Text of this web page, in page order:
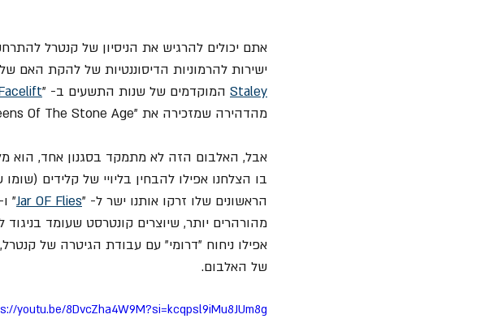
אתם יכולים להרגיש את הניסיון של קנטרל
ישירות להרמוניות הדיסוננטיות של להקת האם
Staley המוקדמים של שנות התשעים ב- "
מהדהירה שמזכירה את "Queens Of The Stone Age".
אבל, האלבום הזה לא מתמקד בסגנון אחד, הוא
בו הצלחנו אפילו להבחין בליויי של קלידים (שומו
הראשונים שלו זרקו אותנו ישר ל- "Jar OF Flies
"
מהורהרים יותר, שיוצרים קונטרסט שעומד
אפילו ניחוח "דרומי" עם עבודת הגיטרה של
של האלבום.
youtu.be/8DvcZha4W9M?si=kcqpsl9iMu8JUm8g